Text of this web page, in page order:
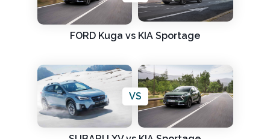
FORD Kuga vs KIA Sportage
VS